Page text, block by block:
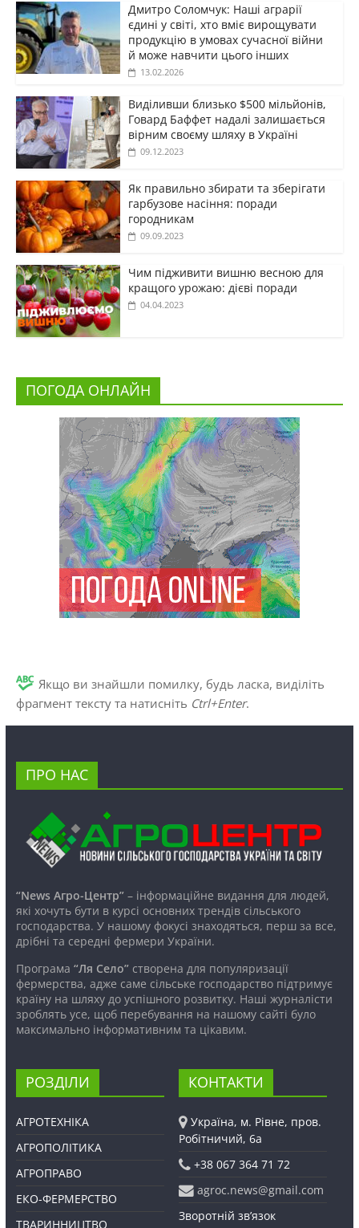
Дмитро Соломчук: Наші аграрії
єдині у світі, хто вміє вирощувати
продукцію в умовах сучасної війни
й може навчити цього інших
13.02.2026
Виділивши близько $500 мільйонів,
Говард Баффет надалі залишається
вірним своєму шляху в Україні
09.12.2023
Як правильно збирати та зберігати
гарбузове насіння: поради
городникам
09.09.2023
Чим підживити вишню весною для
кращого урожаю: дієві поради
04.04.2023
ПОГОДА ОНЛАЙН
Якщо ви знайшли помилку, будь ласка, виділіть
фрагмент тексту та натисніть Ctrl+Enter.
ПРО НАС
“News Агро-Центр”– інформаційне видання для людей,
які хочуть бути в курсі основних трендів сільського
господарства. У нашому фокусі знаходяться, перш за все,
дрібні та середні фермери України.
Програма “Ля Село”створена для популяризації
фермерства, адже саме сільське господарство підтримує
країну на шляху до успішного розвитку. Наші журналісти
зроблять усе, щоб перебування на нашому сайті було
максимально інформативним та цікавим.
РОЗДІЛИ
АГРОТЕХНІКА
АГРОПОЛІТИКА
АГРОПРАВО
ЕКО-ФЕРМЕРСТВО
ТВАРИННИЦТВО
КОНТАКТИ
Україна, м. Рівне, пров.
Робітничий, 6а
+38 067 364 71 72
agroc.news@gmail.com
Зворотній зв’язок